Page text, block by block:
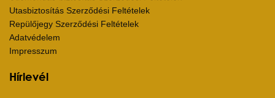
Utasbiztosítás Szerződési Feltételek
Repülőjegy Szerződési Feltételek
Adatvédelem
Impresszum
Hírlevél